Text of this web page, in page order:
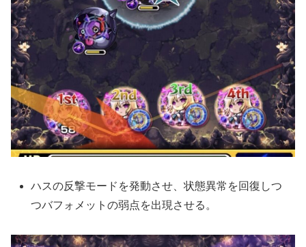
ハスの反撃モードを発動させ、状態異常を回復しつ
つバフォメットの弱点を出現させる。